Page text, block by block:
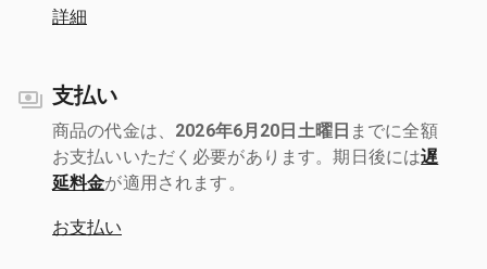
詳細
支払い
商品の代金は、 2026年6月20日土曜日 までに全額
お支払いいただく必要があります。期日後には遅
延料金が適用されます。
お支払い